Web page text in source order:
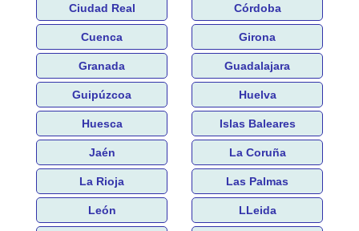
Ciudad Real Córdoba
Cuenca Girona
Granada Guadalajara
Guipúzcoa Huelva
Huesca Islas Baleares
Jaén La Coruña
La Rioja Las Palmas
León LLeida